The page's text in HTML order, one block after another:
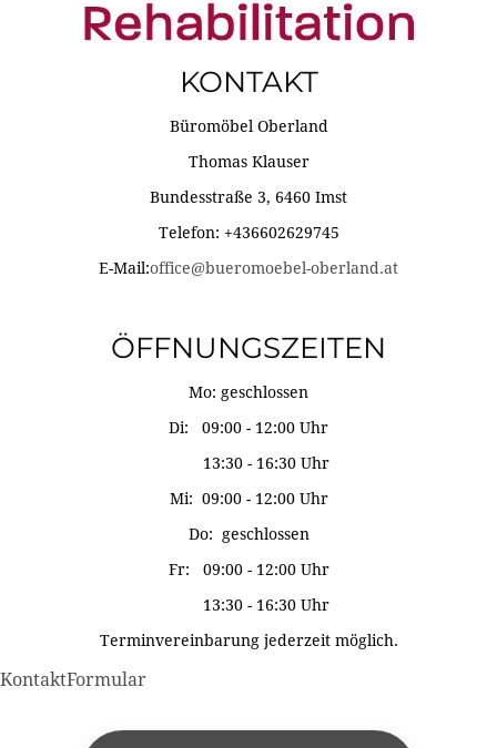
KONTAKT
Büromöbel Oberland
Thomas Klauser
Bundesstraße 3, 6460 Imst
Telefon: +436602629745
E-Mail:office@bueromoebel-oberland.at
ÖFFNUNGSZEITEN
Mo: geschlossen
Di: 09:00 - 12:00 Uhr
13:30 - 16:30 Uhr
Mi: 09:00 - 12:00 Uhr
Do: geschlossen
Fr: 09:00 - 12:00 Uhr
13:30 - 16:30 Uhr
Terminvereinbarung jederzeit möglich.
KontaktFormular